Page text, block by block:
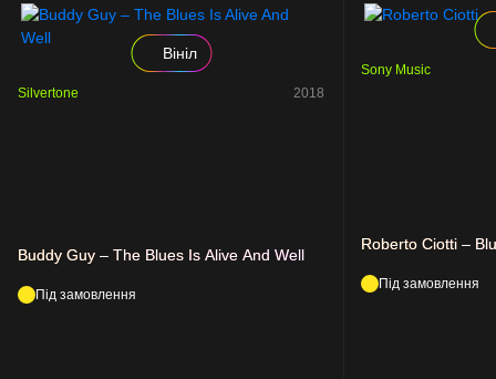
Вініл
Silvertone 2018
Buddy Guy – The Blues Is Alive And Well
Під замовлення
Sony Music
Roberto Ciotti –
Під замовлення